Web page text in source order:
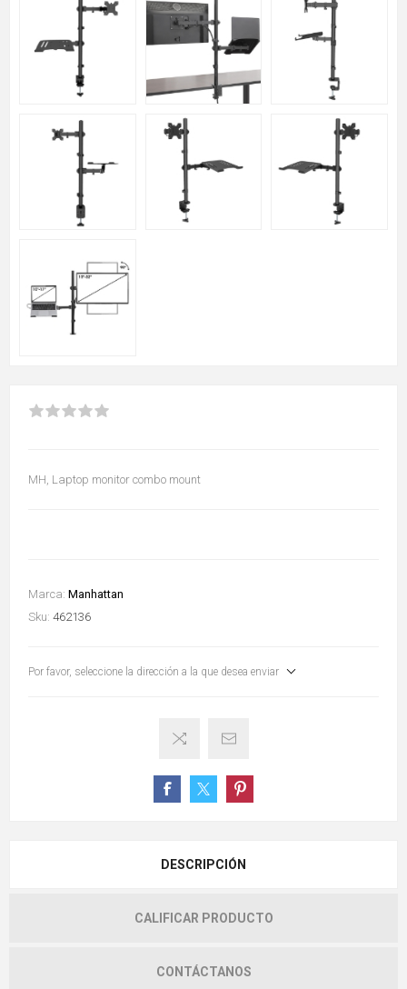
MH, Laptop monitor combo mount
Marca: Manhattan
Sku: 462136
Por favor, seleccione la dirección a la que desea enviar
DESCRIPCIÓN
CALIFICAR PRODUCTO
CONTÁCTANOS